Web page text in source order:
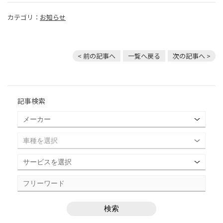
カテゴリ： お知らせ
< 前の記事へ 一覧へ戻る 次の記事へ >
記事検索